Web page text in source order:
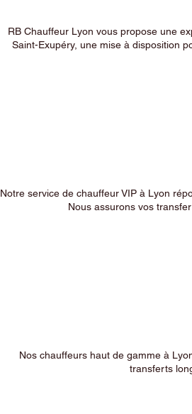
RB Chauffeur Lyon vous propose une
Saint-Exupéry, une mise à disposition
Notre service de chauffeur VIP à Lyon
Nous assurons vos
Nos chauffeurs haut de gamme à
transferts